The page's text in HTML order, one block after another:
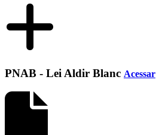
PNAB - Lei Aldir Blanc Acessar